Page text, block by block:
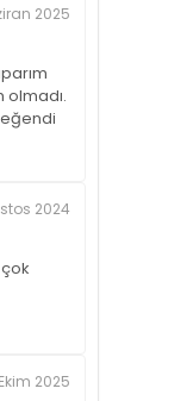
2025
olmadı.
2024
2025